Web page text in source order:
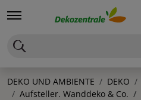
DEKO UND AMBIENTE DEKO
Aufsteller. Wanddeko & Co.